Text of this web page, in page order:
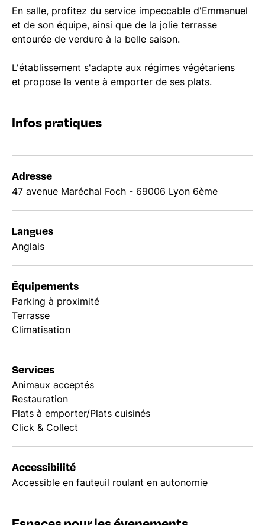
En salle, profitez du service impeccable d'Emmanuel
et de son équipe, ainsi que de la jolie terrasse
entourée de verdure à la belle saison.
L'établissement s'adapte aux régimes végétariens
et propose la vente à emporter de ses plats.
Infos pratiques
Adresse
47 avenue Maréchal Foch - 69006 Lyon 6ème
Langues
Anglais
Équipements
Parking à proximité
Terrasse
Climatisation
Services
Animaux acceptés
Restauration
Plats à emporter/Plats cuisinés
Click & Collect
Accessibilité
Accessible en fauteuil roulant en autonomie